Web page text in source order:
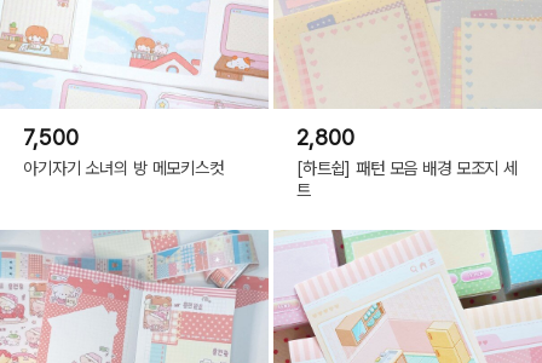
7,500
아기자기 소녀의 방 메모키스컷
2,800
[하트쉽] 패턴 모음 배경 모조지 세
트